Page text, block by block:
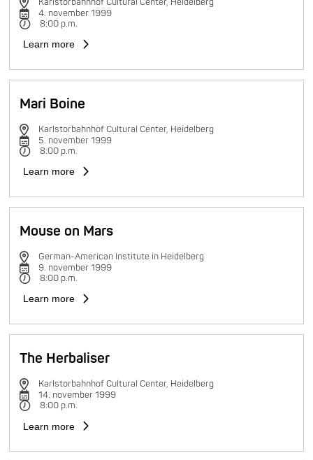
4. november 1999
8:00 p.m.
Learn more
Mari Boine
Karlstorbahnhof Cultural Center, Heidelberg
5. november 1999
8:00 p.m.
Learn more
Mouse on Mars
German-American Institute in Heidelberg
9. november 1999
8:00 p.m.
Learn more
The Herbaliser
Karlstorbahnhof Cultural Center, Heidelberg
14. november 1999
8:00 p.m.
Learn more